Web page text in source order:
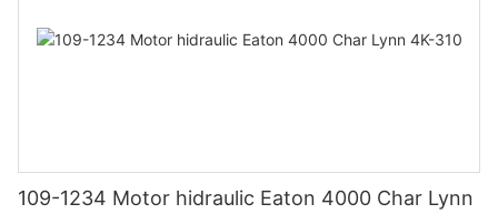
109-1234 Motor hidraulic Eaton 4000 Char Lynn